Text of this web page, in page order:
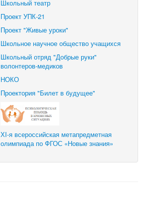
Школьный театр
Проект УПК-21
Проект "Живые уроки"
Школьное научное общество учащихся
Школьный отряд "Добрые руки"
волонтеров-медиков
НОКО
Проектория "Билет в будущее"
ХI-я всероссийская метапредметная
олимпиада по ФГОС «Новые знания»